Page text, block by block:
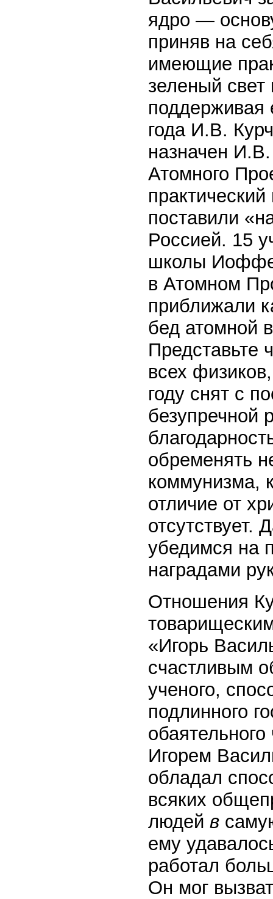
ядро —
приняв на
имеющие
зеленый свет
поддерживая
года И.В.
назначен
Атомного
поставили
Россией. 15
школы Иоффе
в Атомном
приближали
бед атомной
Представьте
всех
году снят с
безупречной
обременять
коммунизма,
отличие от
убедимся на
наградами
Отношения
«Игорь
счастливым
ученого,
подлинного
Игорем
обладал
всяких
людей в
ему
работал
Он мог